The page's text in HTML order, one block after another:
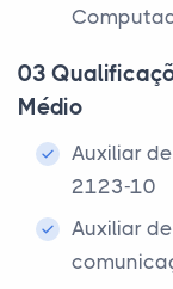
03
Médio
Auxiliar
2123-10
Auxiliar